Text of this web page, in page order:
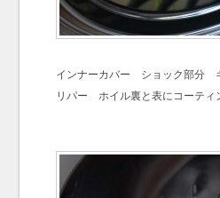
インナーカバー ショック部分
リパー ホイル裏と表にコーティ